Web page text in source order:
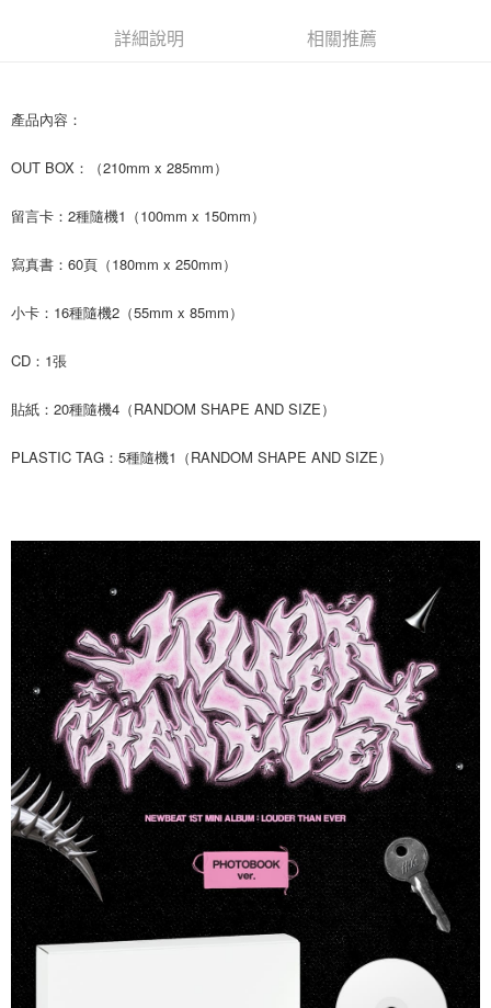
【關於「AFTEE先享後付」】
AFTEE先享後付是「在收到商品之後才付款」的支付方式。 讓您購物簡單
３．安心：先確認商品／服務後，再付款。
【「AFTEE先享後付」結帳流程】
２．訂單成立數日內，您將收到繳費通知簡訊。
ATM／網路銀行／等多元方式進行付款，方視為交易完成。
購買商品的店家。未經商家同意取消之訂單仍視為有效，需透過AFTEE先享
後付繳納相關費用。
是否繳費成功／繳費後需取消欲退款等相關疑問，請聯繫「AFTEE先享後付
易，需依本服務之必要範圍內提供個人資料，並將交易相關給付款項請求債
３．未成年的使用者請事先徵得法定代理人或監護人之同意方可使用
「AFTEE先享後付」，若未經同意申辦者引起之損失，本公司不負相關責
任。
４．使用「AFTEE先享後付」時，將依據個別帳號之用戶狀況，依本公司即
時審查核予不同之上限額度；若仍有額度不足之情形，本公司將視審查結果
請求用戶進行身份認證。
５．嚴禁一人註冊多個帳號或使用他人資訊註冊。若發現惡意使用之情形，
恩沛科技股份有限公司將有權停止該用戶之使用額度並採取法律行動。
每筆NT$60，滿NT$1,599(含以上)免運費
7-11取貨付款
每筆NT$60，滿NT$1,599(含以上)免運費
每筆NT$60，滿NT$1,599(含以上)免運費
新竹貨運
付款後門市自取
免運費
亞洲國家/地區配送 查看運費
北美國家/地區配送 查看運費
歐洲國家/地區配送 查看運費
詳細說明 相關推薦
產品內容：
OUT BOX：（210mm x 285mm）
留言卡：2種隨機1（100mm x 150mm）
寫真書：60頁（180mm x 250mm）
小卡：16種隨機2（55mm x 85mm）
CD：1張
貼紙：20種隨機4（RANDOM SHAPE AND SIZE）
PLASTIC TAG：5種隨機1（RANDOM SHAPE AND SIZE）